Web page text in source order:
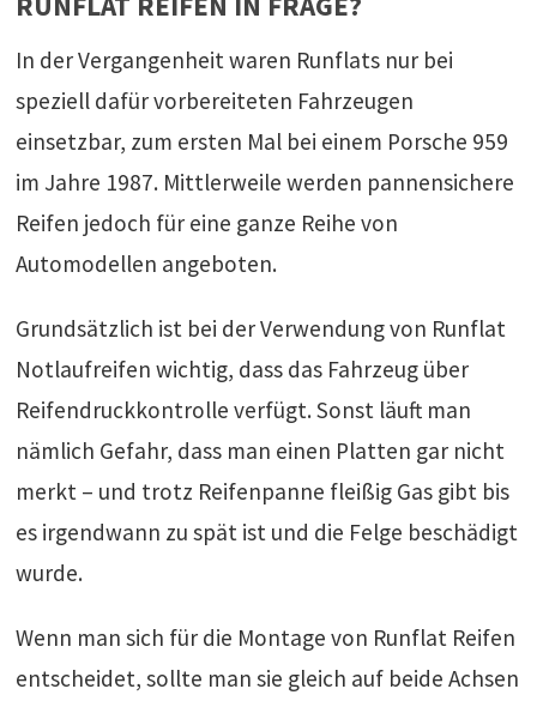
In der Vergangenheit waren Runflats nur bei
speziell dafür vorbereiteten Fahrzeugen
einsetzbar, zum ersten Mal bei einem Porsche 959
im Jahre 1987. Mittlerweile werden pannensichere
Reifen jedoch für eine ganze Reihe von
Automodellen angeboten.
Grundsätzlich ist bei der Verwendung von Runflat
Notlaufreifen wichtig, dass das Fahrzeug über
Reifendruckkontrolle verfügt. Sonst läuft man
nämlich Gefahr, dass man einen Platten gar nicht
merkt – und trotz Reifenpanne fleißig Gas gibt bis
es irgendwann zu spät ist und die Felge beschädigt
wurde.
Wenn man sich für die Montage von Runflat Reifen
entscheidet, sollte man sie gleich auf beide Achsen